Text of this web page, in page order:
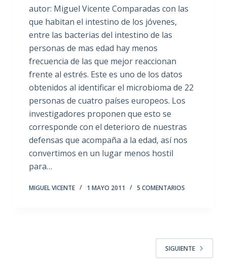
autor: Miguel Vicente Comparadas con las
que habitan el intestino de los jóvenes,
entre las bacterias del intestino de las
personas de mas edad hay menos
frecuencia de las que mejor reaccionan
frente al estrés. Este es uno de los datos
obtenidos al identificar el microbioma de 22
personas de cuatro países europeos. Los
investigadores proponen que esto se
corresponde con el deterioro de nuestras
defensas que acompaña a la edad, así nos
convertimos en un lugar menos hostil
para…
MIGUEL VICENTE 1 MAYO 2011 5 COMENTARIOS
SIGUIENTE